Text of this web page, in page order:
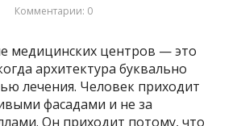
Комментарии: 0
медицинских центров — это
архитектура буквально
лечения. Человек приходит
фасадами и не за
Он приходит потому, что